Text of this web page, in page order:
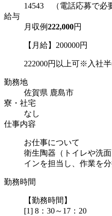
14543 （電話応募で必
給与
月収例222,000円
【月給】200000円
222000円以上可※入社
勤務地
佐賀県 鹿島市
寮・社宅
なし
仕事内容
お仕事について
衛生陶器（トイレや洗
インを担当し、作業を
勤務時間
【勤務時間】
[1] 8：30～17：20